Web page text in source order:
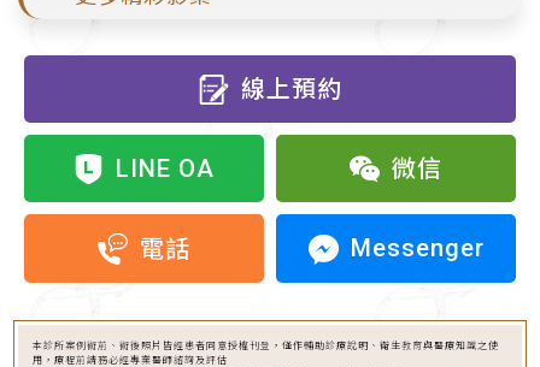
線上預約
LINE OA 微信
電話 Messenger
本診所案例術前、術後照片皆經患者同意授權刊登，僅作輔助診療說明、衛生教育與醫療知識之使
用，療程前請務必經專業醫師諮詢及評估